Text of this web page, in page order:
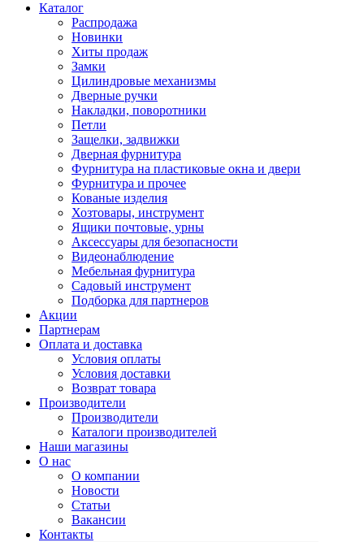
Каталог
Распродажа
Новинки
Хиты продаж
Замки
Цилиндровые механизмы
Дверные ручки
Накладки, поворотники
Петли
Защелки, задвижки
Дверная фурнитура
Фурнитура на пластиковые окна и двери
Фурнитура и прочее
Кованые изделия
Хозтовары, инструмент
Ящики почтовые, урны
Аксессуары для безопасности
Видеонаблюдение
Мебельная фурнитура
Садовый инструмент
Подборка для партнеров
Акции
Партнерам
Оплата и доставка
Условия оплаты
Условия доставки
Возврат товара
Производители
Производители
Каталоги производителей
Наши магазины
О нас
О компании
Новости
Статьи
Вакансии
Контакты